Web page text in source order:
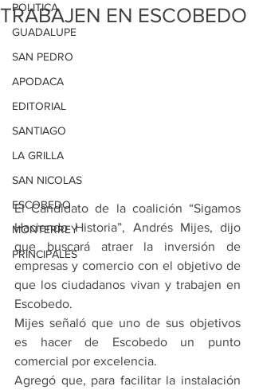
POLITICA
GUADALUPE
SAN PEDRO
APODACA
EDITORIAL
SANTIAGO
LA GRILLA
SAN NICOLAS
ESCOBEDO
MONTERREY
PRINCIPALES
TRABAJEN EN ESCOBEDO
El Candidato de la coalición “Sigamos
Haciendo Historia”, Andrés Mijes, dijo
que buscará atraer la inversión de
empresas y comercio con el objetivo de
que los ciudadanos vivan y trabajen en
Escobedo.
Mijes señaló que uno de sus objetivos
es hacer de Escobedo un punto
comercial por excelencia.
Agregó que, para facilitar la instalación